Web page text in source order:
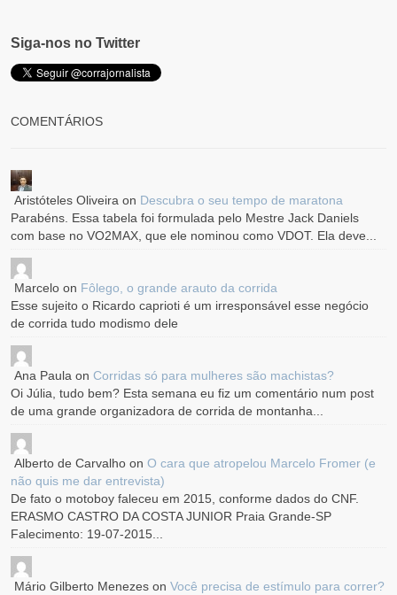
Siga-nos no Twitter
COMENTÁRIOS
Aristóteles Oliveira on Descubra o seu tempo de maratona
Parabéns. Essa tabela foi formulada pelo Mestre Jack Daniels
com base no VO2MAX, que ele nominou como VDOT. Ela deve...
Marcelo on Fôlego, o grande arauto da corrida
Esse sujeito o Ricardo caprioti é um irresponsável esse negócio
de corrida tudo modismo dele
Ana Paula onCorridas só para mulheres são machistas?
Oi Júlia, tudo bem? Esta semana eu fiz um comentário num post
de uma grande organizadora de corrida de montanha...
Alberto de Carvalho onO cara que atropelou Marcelo Fromer (e
não quis me dar entrevista)
De fato o motoboy faleceu em 2015, conforme dados do CNF.
ERASMO CASTRO DA COSTA JUNIOR Praia Grande-SP
Falecimento: 19-07-2015...
Mário Gilberto Menezes onVocê precisa de estímulo para correr?